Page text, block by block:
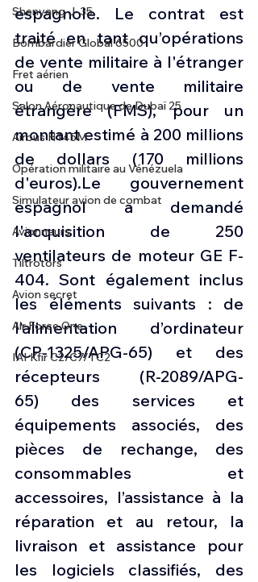
Shenyang J-35
Bombardier Global 6500
Fret aérien
Salon Aéronautique de Dubaï 25
Airbus H145M
Opération militaire au Vénézuela
Simulateur avion de combat
Avionneurs
Tiltrotors
Avion secret
Air Force One
IAI Kfir C2/C7/TC2
espagnole. Le contrat est
traité en tant qu’opérations
de vente militaire à l'étranger
ou de vente militaire
étrangère (FMS), pour un
montant estimé à 200 millions
de dollars (170 millions
d'euros).Le gouvernement
espagnol a demandé
l'acquisition de 250
ventilateurs de moteur GE F-
404. Sont également inclus
les éléments suivants : de
l’alimentation d’ordinateur
(CP-1325/APG-65) et des
récepteurs (R-2089/APG-
65) des services et
équipements associés, des
pièces de rechange, des
consommables et
accessoires, l’assistance à la
réparation et au retour, la
livraison et assistance pour
les logiciels classifiés, des